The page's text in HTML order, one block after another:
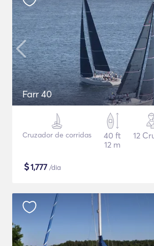
Farr 40
Cruzador de corridas
40 ft
12 m
12
$1,777 /dia